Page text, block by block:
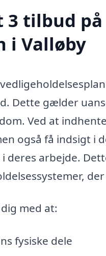
tilbud på
i Valløby
Dette gælder
Ved at
også få indsigt i
deres arbejde.
med at:
fysiske dele